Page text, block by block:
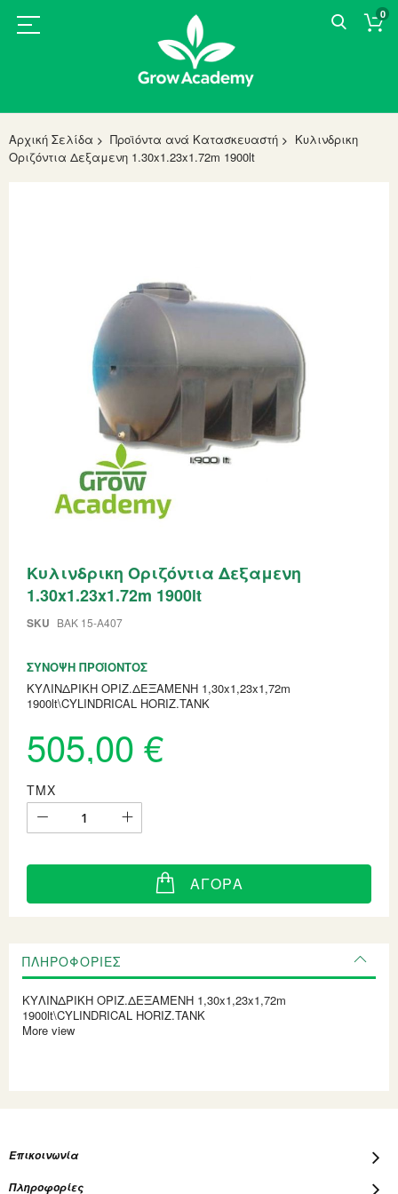
0
Αρχική Σελίδα Προϊόντα ανά Κατασκευαστή
Κυλινδρικη
Οριζόντια Δεξαμενη 1.30x1.23x1.72m 1900lt
to
beginning
of
the
gallery
Κυλινδρικη Οριζόντια Δεξαμενη
1.30x1.23x1.72m 1900lt
SKU BAK 15-A407
ΣΎΝΟΨΗ ΠΡΟΪΌΝΤΟΣ
ΚΥΛΙΝΔΡΙΚΗ ΟΡΙΖ.ΔΕΞΑΜΕΝΗ 1,30x1,23x1,72m
1900lt\CYLINDRICAL HORIZ.TANK
505,00 €
ΤΜΧ
ΑΓΟΡΆ
ΠΛΗΡΟΦΟΡΊΕΣ
ΚΥΛΙΝΔΡΙΚΗ ΟΡΙΖ.ΔΕΞΑΜΕΝΗ 1,30x1,23x1,72m
1900lt\CYLINDRICAL HORIZ.TANK
More view
Επικοινωνία
Πληροφορίες